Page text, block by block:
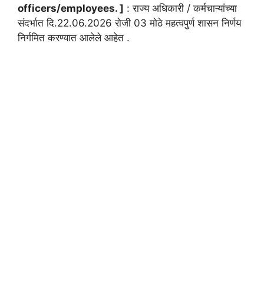
officers/employees. ] : राज्य अधिकारी / कर्मचाऱ्यांच्या
संदर्भात दि.22.06.2026 रोजी 03 मोठे महत्वपुर्ण शासन निर्णय
निर्गमित करण्यात आलेले आहेत .